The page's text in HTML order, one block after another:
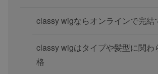
classy wigならオンラインで完結
classy wigはタイプや髪型に関わ
格